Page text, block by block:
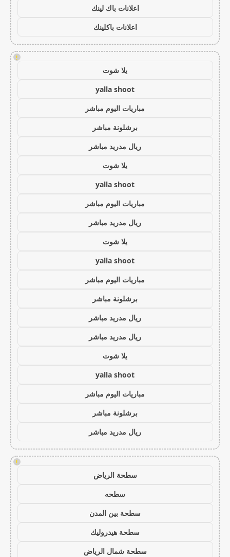
اعلانات باك لينك
اعلانات باكلينك
!
يلا شوت
yalla shoot
مباريات اليوم مباشر
برشلونة مباشر
ريال مدريد مباشر
يلا شوت
yalla shoot
مباريات اليوم مباشر
ريال مدريد مباشر
يلا شوت
yalla shoot
مباريات اليوم مباشر
برشلونة مباشر
ريال مدريد مباشر
ريال مدريد مباشر
يلا شوت
yalla shoot
مباريات اليوم مباشر
برشلونة مباشر
ريال مدريد مباشر
!
سطحة الرياض
سطحه
سطحة بين المدن
سطحة هيدروليك
سطحة شمال الرياض